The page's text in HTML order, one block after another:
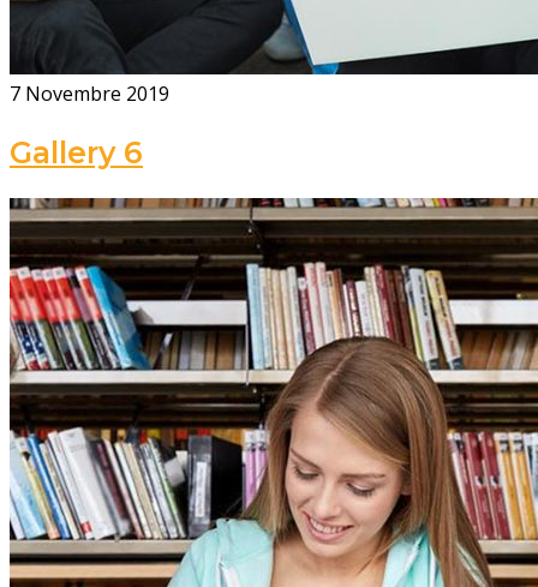
7 Novembre 2019
Gallery 6